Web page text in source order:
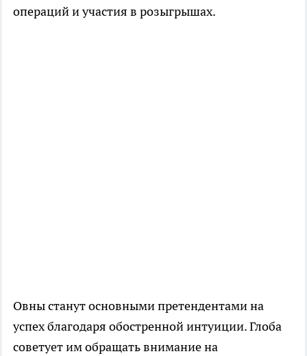
операций и участия в розыгрышах.
Овны станут основными претендентами на
успех благодаря обостренной интуиции. Глоба
советует им обращать внимание на